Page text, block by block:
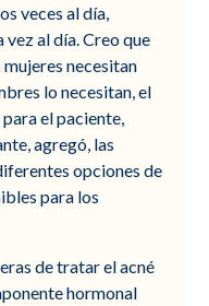
veces al día,
al día. Creo que
necesitan
lo necesitan, el
el paciente,
agregó, las
opciones de
para los
de tratar el acné
hormonal